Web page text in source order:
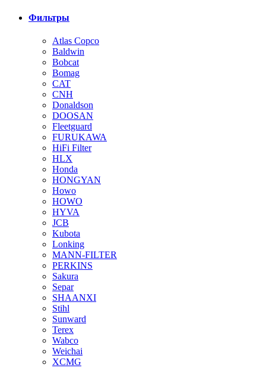
Фильтры
Atlas Copco
Baldwin
Bobcat
Bomag
CAT
CNH
Donaldson
DOOSAN
Fleetguard
FURUKAWA
HiFi Filter
HLX
Honda
HONGYAN
Howo
HOWO
HYVA
JCB
Kubota
Lonking
MANN-FILTER
PERKINS
Sakura
Separ
SHAANXI
Stihl
Sunward
Terex
Wabco
Weichai
XCMG